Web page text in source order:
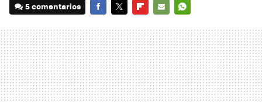
5 comentarios
MAIL